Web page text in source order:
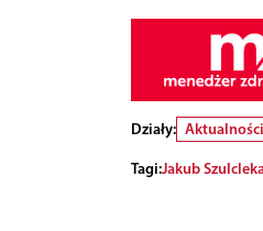
Działy:
Tagi:Jakub Szulc